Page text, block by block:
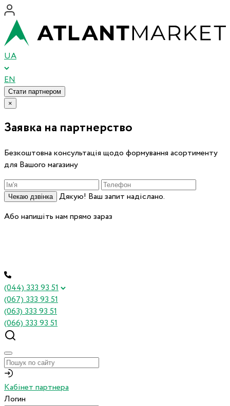
UA
EN
Стати партнером
×
Заявка на партнерство
Безкоштовна консультація щодо формування асортименту
для Вашого магазину
Чекаю дзвінка
Дякую! Ваш запит надіслано.
Або напишіть нам прямо зараз
(044) 333 93 51
(067) 333 93 51
(063) 333 93 51
(066) 333 93 51
Кабінет партнера
Логин